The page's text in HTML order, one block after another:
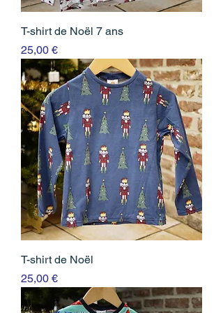
T-shirt de Noël 7 ans
Prix
25,00 €
T-shirt de Noël
Prix
25,00 €